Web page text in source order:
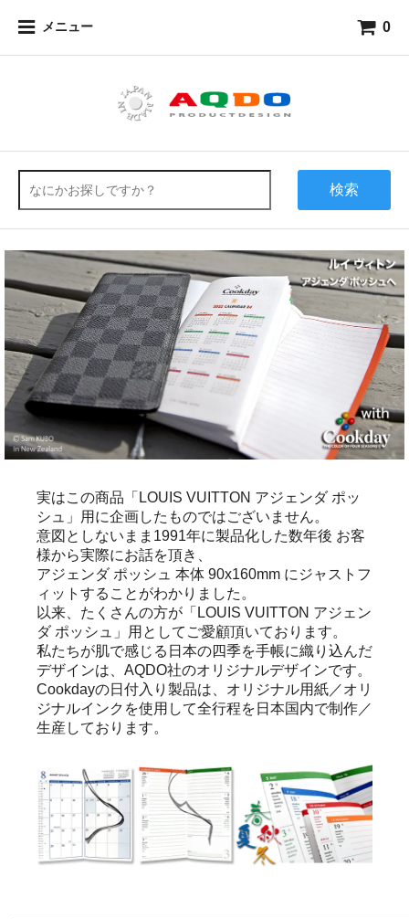
メニュー 0
検索
実はこの商品「LOUIS VUITTON アジェンダ ポッ
シュ」用に企画したものではございません。
意図としないまま1991年に製品化した数年後 お客
様から実際にお話を頂き、
アジェンダ ポッシュ 本体 90x160mm にジャストフ
ィットすることがわかりました。
以来、たくさんの方が「LOUIS VUITTON アジェン
ダ ポッシュ」用としてご愛顧頂いております。
私たちが肌で感じる日本の四季を手帳に織り込んだ
デザインは、AQDO社のオリジナルデザインです。
Cookdayの日付入り製品は、オリジナル用紙／オリ
ジナルインクを使用して全行程を日本国内で制作／
生産しております。